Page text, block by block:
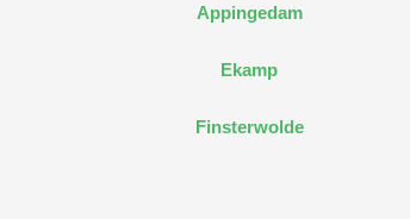
Appingedam
Ekamp
Finsterwolde